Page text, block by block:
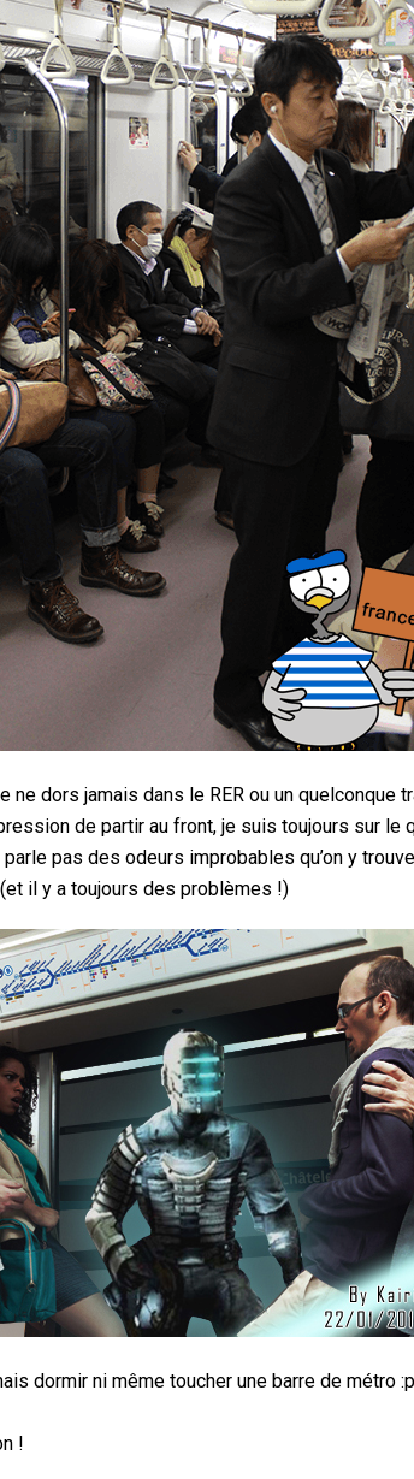
dors jamais dans le RER ou un quelconque
de partir au front, je suis toujours sur le
pas des odeurs improbables qu’on y
(et il y a toujours des problèmes !)
dormir ni même toucher une barre de métro :p
!